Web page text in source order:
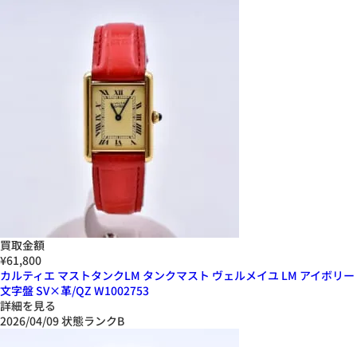
買取金額
¥61,800
カルティエ マストタンクLM タンクマスト ヴェルメイユ LM アイボリー
文字盤 SV×革/QZ W1002753
詳細を見る
2026/04/09状態ランクB